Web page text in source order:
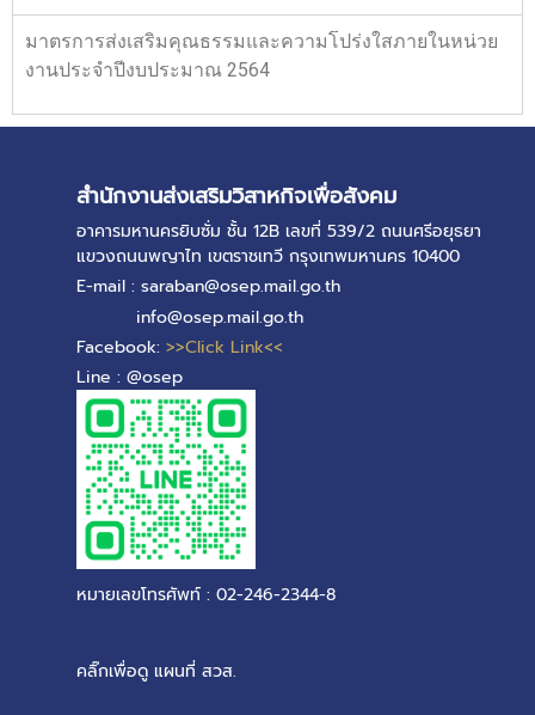
มาตรการส่งเสริมคุณธรรมและความโปร่งใสภายในหน่วย
งานประจำปีงบประมาณ 2564
สำนักงานส่งเสริมวิสาหกิจเพื่อสังคม
อาคารมหานครยิบซั่ม ชั้น 12B เลขที่ 539/2 ถนนศรีอยุธยา
แขวงถนนพญาไท เขตราชเทวี กรุงเทพมหานคร 10400
E-mail : saraban@osep.mail.go.th
info@osep.mail.go.th
Facebook: >>Click Link<<
Line : @osep
หมายเลขโทรศัพท์ : 02-246-2344-8
คลิ๊กเพื่อดู แผนที่ สวส.